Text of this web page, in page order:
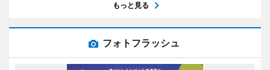
もっと見る
フォトフラッシュ